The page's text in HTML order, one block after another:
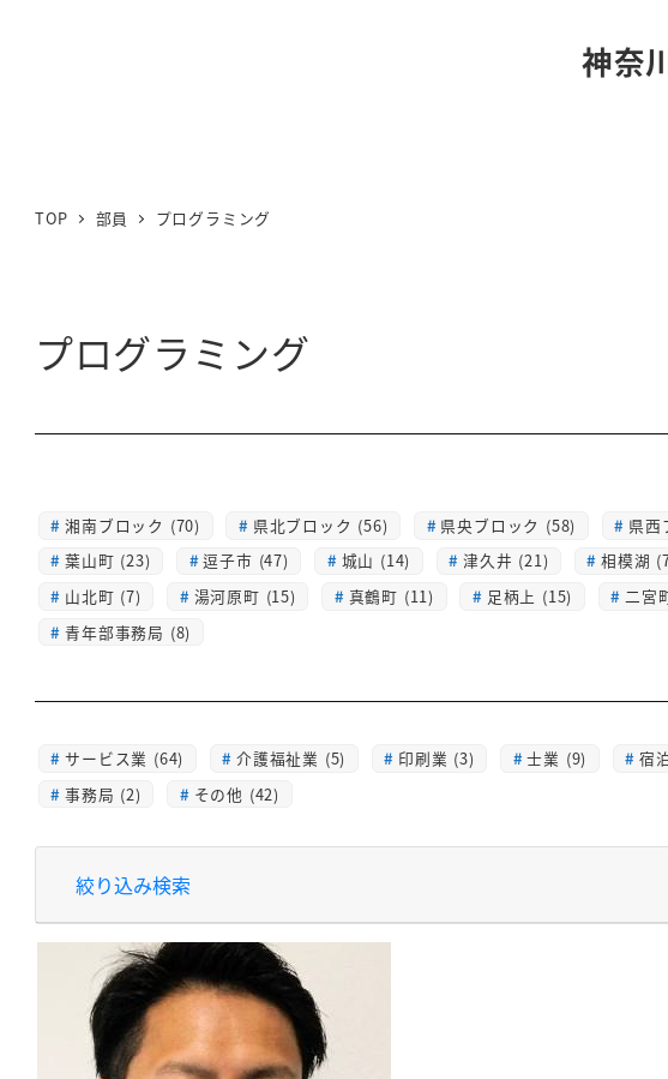
神奈
TOP 部員 プログラミング
プログラミング
湘南ブロック (70) 県北ブロック (56) 県央ブロック (58) 県西
葉山町 (23)
逗子市 (47) 城山 (14) 津久井 (21) 相模湖
山北町 (7)
湯河原町 (15) 真鶴町 (11) 足柄上 (15) 二宮
青年部事務局 (8)
サービス業 (64) 介護福祉業 (5) 印刷業 (3) 士業 (9) 宿
事務局 (2)
その他 (42)
絞り込み検索